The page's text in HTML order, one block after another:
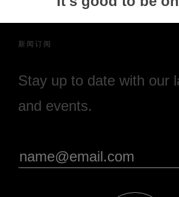
新闻订阅
Stay up to date with our
and events.